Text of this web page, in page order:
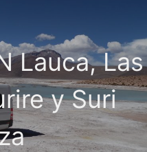
Lauca, Las
y Suri